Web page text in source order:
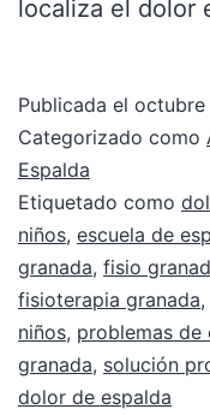
localiza el dolor
Publicada el octubre
Categorizado como
Espalda
Etiquetado como
niños, escuela de
granada, fisio
fisioterapia granada,
niños, problemas de
granada, solución
dolor de espalda